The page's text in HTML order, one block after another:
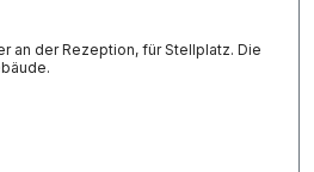
an der Rezeption, für Stellplatz. Die